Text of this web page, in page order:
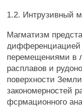
1.2. Интрузивный
Магматизм
дифференциацией
перемещениями в
расплавов и
поверхности
закономерностей
фсрмационного